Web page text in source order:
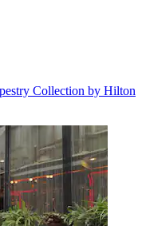
Collection by Hilton